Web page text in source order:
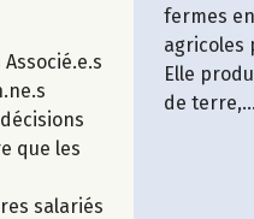
que les
salariés
fermes
agricoles
Elle
de terre,...